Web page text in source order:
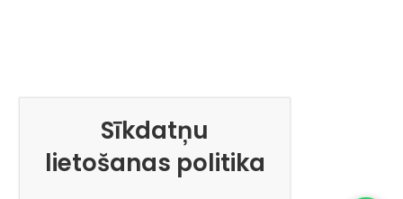
Sīkdatņu
lietošanas politika